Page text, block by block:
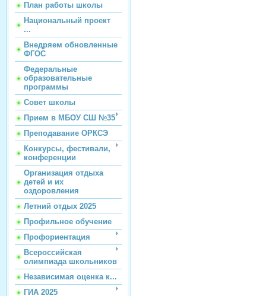
План работы школы
Национальный проект
...
Внедряем обновленные
ФГОС
Федеральные
образовательные
программы
Совет школы
Прием в МБОУ СШ №35
Преподавание ОРКСЭ
Конкурсы, фестивали,
конференции
Организация отдыха
детей и их
оздоровления
Летний отдых 2025
Профильное обучение
Профориентация
Всероссийская
олимпиада школьников
Независимая оценка к...
ГИА 2025